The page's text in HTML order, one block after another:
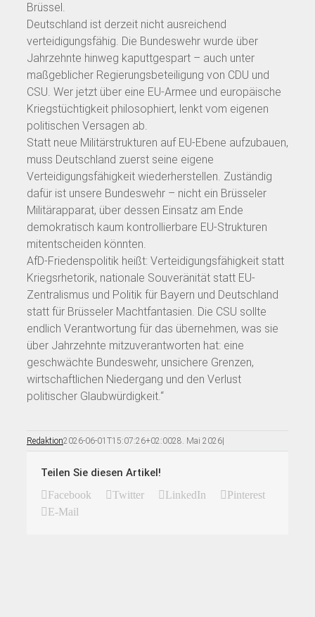
Brüssel.
Deutschland ist derzeit nicht ausreichend
verteidigungsfähig. Die Bundeswehr wurde über
Jahrzehnte hinweg kaputtgespart – auch unter
maßgeblicher Regierungsbeteiligung von CDU und
CSU. Wer jetzt über eine EU-Armee und europäische
Kriegstüchtigkeit philosophiert, lenkt vom eigenen
politischen Versagen ab.
Statt neue Militärstrukturen auf EU-Ebene aufzubauen,
muss Deutschland zuerst seine eigene
Verteidigungsfähigkeit wiederherstellen. Zuständig
dafür ist unsere Bundeswehr – nicht ein Brüsseler
Militärapparat, über dessen Einsatz am Ende
demokratisch kaum kontrollierbare EU-Strukturen
mitentscheiden könnten.
AfD-Friedenspolitik heißt: Verteidigungsfähigkeit statt
Kriegsrhetorik, nationale Souveränität statt EU-
Zentralismus und Politik für Bayern und Deutschland
statt für Brüsseler Machtfantasien. Die CSU sollte
endlich Verantwortung für das übernehmen, was sie
über Jahrzehnte mitzuverantworten hat: eine
geschwächte Bundeswehr, unsichere Grenzen,
wirtschaftlichen Niedergang und den Verlust
politischer Glaubwürdigkeit.“
Redaktion2026-06-01T15:07:26+02:0028. Mai 2026|
Teilen Sie diesen Artikel!
Facebook Twitter LinkedIn
Pinterest
E-Mail